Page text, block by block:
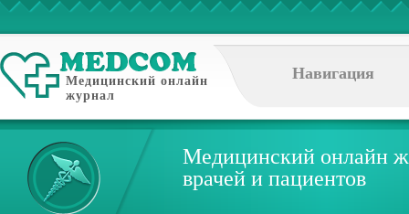
Медицинский онлайн
журнал
Навигация
Медицинский онлайн
врачей и пациентов